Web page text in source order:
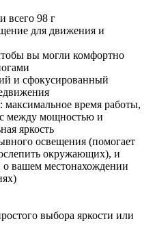
98 г
для движения и
вы могли комфортно
и сфокусированный
максимальное время работы,
между мощностью и
яркость
освещения (помогает
окружающих), и
вашем местонахождении
выбора яркости или